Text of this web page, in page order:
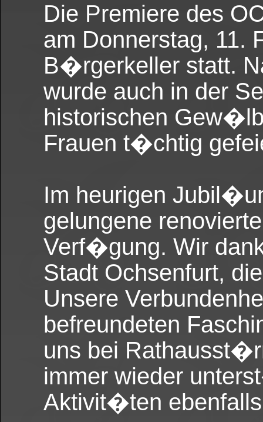
Die Premiere des
am Donnerstag, 11.
B�rgerkeller statt.
wurde auch in der
historischen
Frauen t�chtig
Im heurigen
gelungene
Verf�gung. Wir
Stadt Ochsenfurt,
Unsere
befreundeten
uns bei
immer wieder
Aktivit�ten